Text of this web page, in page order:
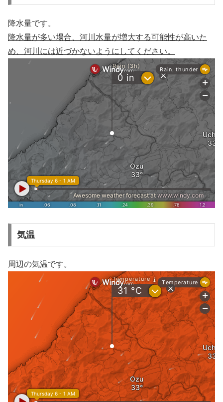
降水量です。
降水量が多い場合、河川水量が増大する可能性が高いた
め、河川には近づかないようにしてください。
気温
周辺の気温です。